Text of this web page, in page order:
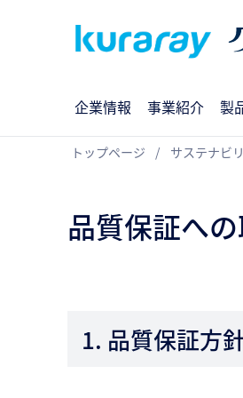
企業情報 事業紹介 製
トップページ サステナビ
品質保証へ
1. 品質保証方